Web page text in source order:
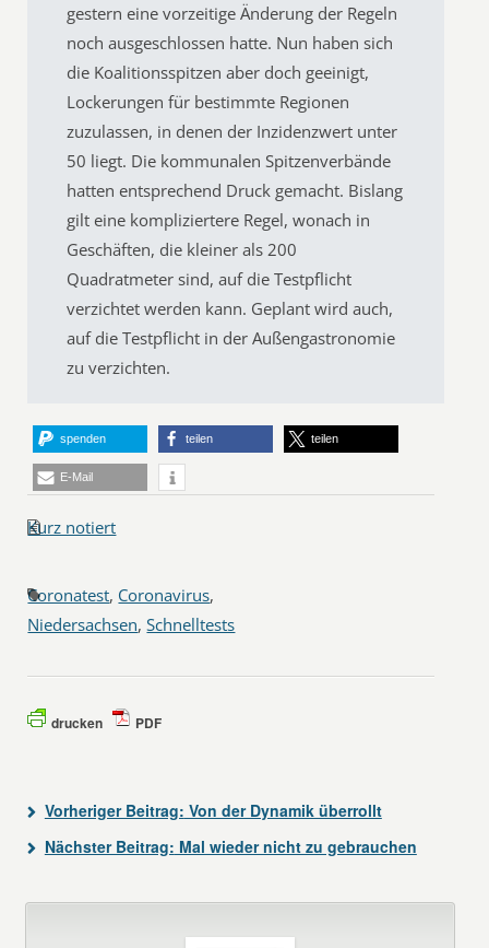
gestern eine vorzeitige Änderung der Regeln
noch ausgeschlossen hatte. Nun haben sich
die Koalitionsspitzen aber doch geeinigt,
Lockerungen für bestimmte Regionen
zuzulassen, in denen der Inzidenzwert unter
50 liegt. Die kommunalen Spitzenverbände
hatten entsprechend Druck gemacht. Bislang
gilt eine kompliziertere Regel, wonach in
Geschäften, die kleiner als 200
Quadratmeter sind, auf die Testpflicht
verzichtet werden kann. Geplant wird auch,
auf die Testpflicht in der Außengastronomie
zu verzichten.
spenden teilen teilen
E-Mail
Kurz notiert
Coronatest, Coronavirus,
Niedersachsen,Schnelltests
drucken PDF
Vorheriger Beitrag: Von der Dynamik überrollt
Nächster Beitrag: Mal wieder nicht zu gebrauchen